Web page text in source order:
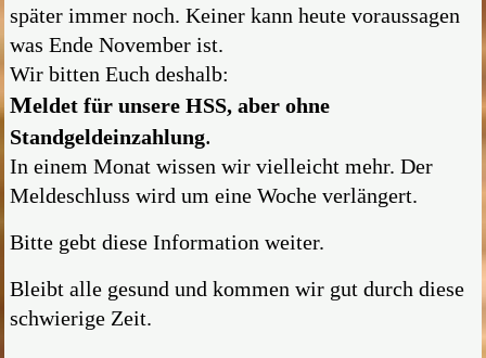
später immer noch. Keiner kann heute voraussagen
was Ende November ist.
Wir bitten Euch deshalb:
Meldet für unsere HSS, aber ohne
Standgeldeinzahlung.
In einem Monat wissen wir vielleicht mehr. Der
Meldeschluss wird um eine Woche verlängert.
Bitte gebt diese Information weiter.
Bleibt alle gesund und kommen wir gut durch diese
schwierige Zeit.